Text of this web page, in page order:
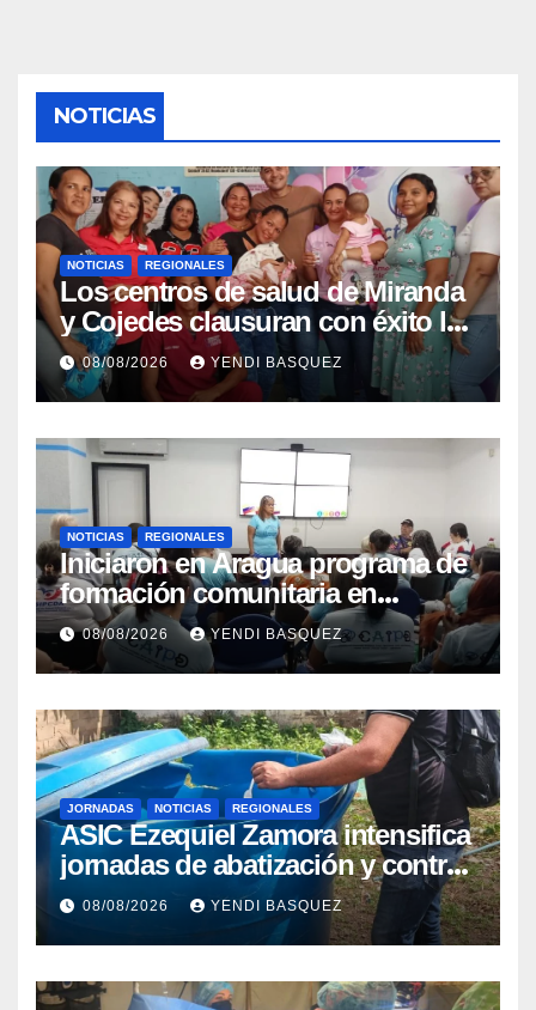
NOTICIAS
NOTICIAS REGIONALES
Los centros de salud de Miranda
y Cojedes clausuran con éxito la
Semana Mundial de la Lactancia
Materna
08/08/2026 YENDI BASQUEZ
NOTICIAS REGIONALES
Iniciaron en Aragua programa de
formación comunitaria en
atención a personas con
discapacidad
08/08/2026 YENDI BASQUEZ
JORNADAS NOTICIAS REGIONALES
ASIC Ezequiel Zamora intensifica
jornadas de abatización y control
de vectores en comunidades del
08/08/2026 YENDI BASQUEZ